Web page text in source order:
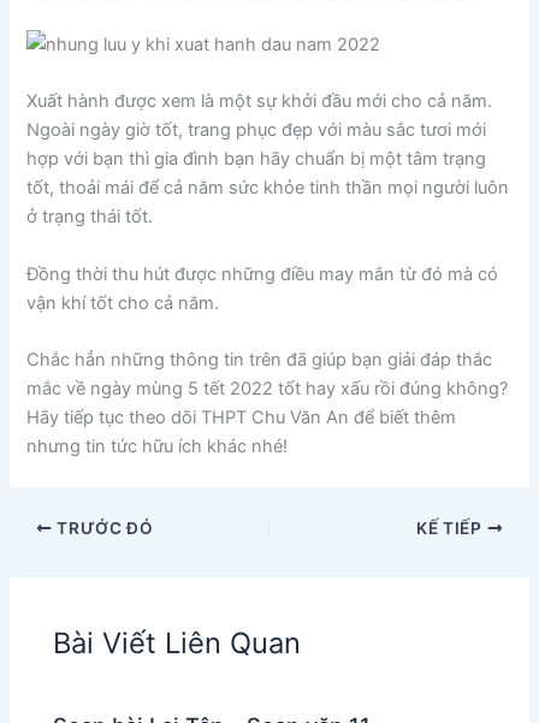
Xuất hành được xem là một sự khởi đầu mới cho cả năm.
Ngoài ngày giờ tốt, trang phục đẹp với màu sắc tươi mới
hợp với bạn thì gia đình bạn hãy chuẩn bị một tâm trạng
tốt, thoải mái để cả năm sức khỏe tinh thần mọi người luôn
ở trạng thái tốt.
Đồng thời thu hút được những điều may mắn từ đó mà có
vận khí tốt cho cả năm.
Chắc hẳn những thông tin trên đã giúp bạn giải đáp thắc
mắc về ngày mùng 5 tết 2022 tốt hay xấu rồi đúng không?
Hãy tiếp tục theo dõi THPT Chu Văn An để biết thêm
nhưng tin tức hữu ích khác nhé!
TRƯỚC ĐÓ KẾ TIẾP
Bài Viết Liên Quan